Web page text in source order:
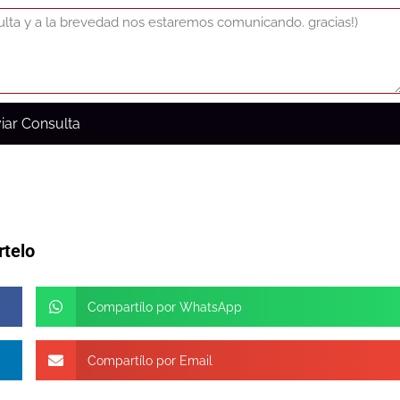
Consulta
Compartílo por WhatsApp
Compartílo por Email